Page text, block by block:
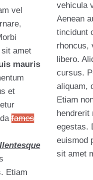
vel
amet
mauris
et
fames
Etiam
vehicula
Aenean
tincidunt
rhoncus,
libero.
cursus.
aliquam,
Etiam
hendrerit
egestas.
euismod
sit amet